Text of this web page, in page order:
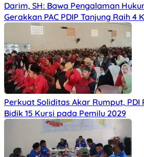
Darim, SH: Bawa Pengalaman
Gerakkan PAC PDIP Tanjung Raih 4
Perkuat Soliditas Akar Rumput, PDI
Bidik 15 Kursi pada Pemilu 2029